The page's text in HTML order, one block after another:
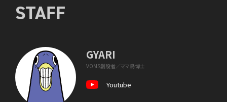
STAFF
GYARI
VOMS創設者／ママ鳥博士
Youtube